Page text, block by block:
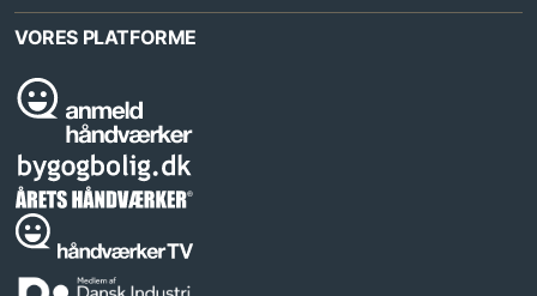
VORES PLATFORME